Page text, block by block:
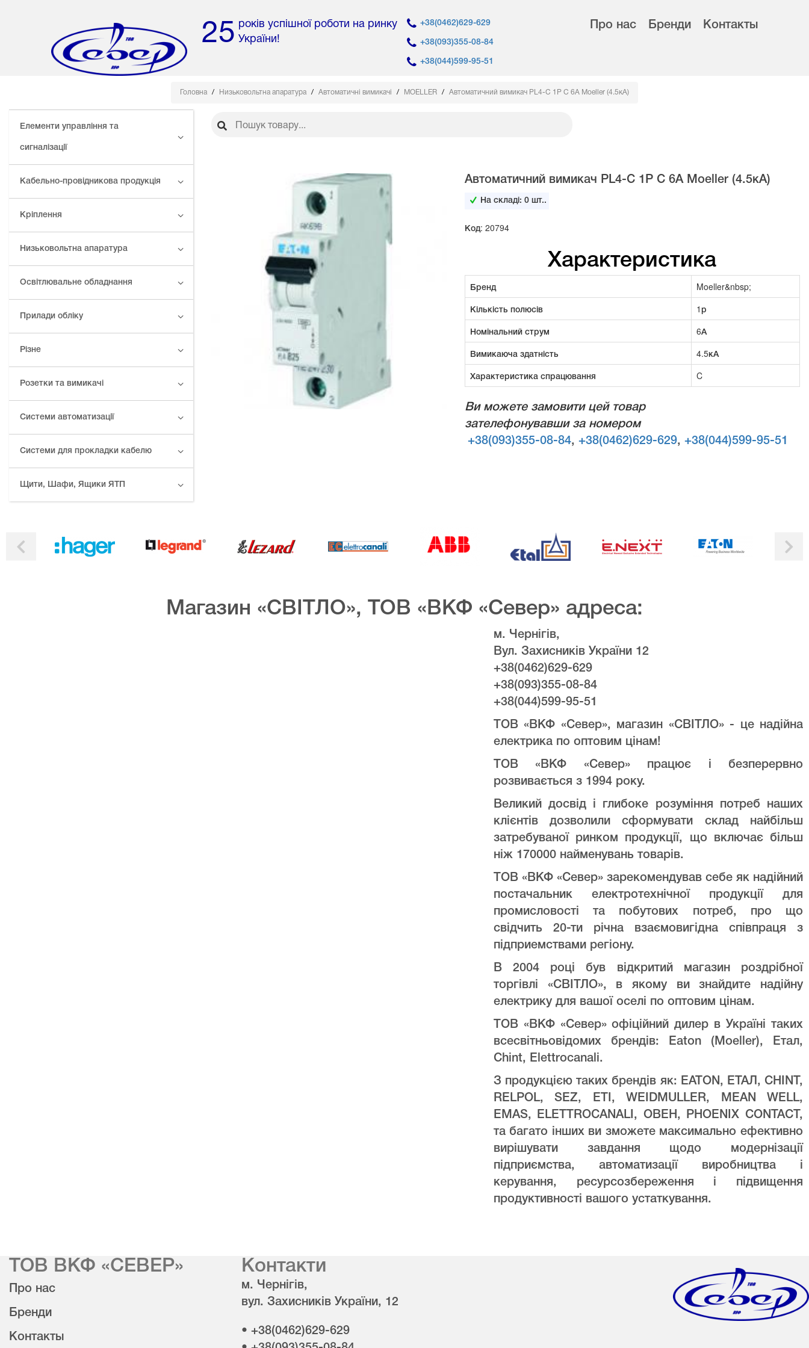
25 років успішної роботи на ринку
України!
+38(0462)629-629
+38(093)355-08-84
+38(044)599-95-51
Про нас Бренди Контакты
Елементи управління та
сигналізації
Кабельно-провідникова продукція
Кріплення
Низьковольтна апаратура
Освітлювальне обладнання
Прилади обліку
Різне
Розетки та вимикачі
Системи автоматизації
Системи для прокладки кабелю
Щити, Шафи, Ящики ЯТП
Головна Низьковольтна апаратура Автоматичні вимикачі MOELLER Автоматичний вимикач PL4-C 1Р C 6А Moeller (4.5кА)
Автоматичний вимикач PL4-C 1Р C 6А Moeller (4.5кА)
На складі: 0шт..
Код: 20794
Характеристика
Бренд
Moeller&nbsp;
Кількість полюсів
1р
Номінальний струм
6А
Вимикаюча здатність
4.5кА
Характеристика спрацювання
C
Ви можете замовити цей товар
зателефонувавши за номером
+38(093)355-08-84, +38(0462)629-629, +38(044)599-95-51
Магазин «СВІТЛО», ТОВ «ВКФ «Север» адреса:
м. Чернігів,
Вул. Захисників України 12
+38(0462)629-629
+38(093)355-08-84
+38(044)599-95-51
ТОВ «ВКФ «Север», магазин «СВІТЛО» - це надійна
електрика по оптовим цінам!
ТОВ «ВКФ «Север» працює і безперервно
розвивається з 1994 року.
Великий досвід і глибоке розуміння потреб наших
клієнтів дозволили сформувати склад найбільш
затребуваної ринком продукції, що включає більш
ніж 170000 найменувань товарів.
ТОВ «ВКФ «Север» зарекомендував себе як надійний
постачальник електротехнічної продукції для
промисловості та побутових потреб, про що
свідчить 20-ти річна взаємовигідна співпраця з
підприемствами регіону.
В 2004 році був відкритий магазин роздрібної
торгівлі «СВІТЛО», в якому ви знайдите надійну
електрику для вашої оселі по оптовим цінам.
ТОВ «ВКФ «Север» офіційний дилер в Україні таких
всесвітньовідомих брендів: Eaton (Moeller), Етал,
Chint, Elettrocanali.
З продукцією таких брендів як: EATON, ЕТАЛ, CHINT,
RELPOL, SEZ, ETI, WEIDMULLER, MEAN WELL,
EMAS, ELETTROCANALI, ОВЕН, PHOENIX CONTACT,
та багато інших ви зможете максимально ефективно
вирішувати завдання щодо модернізації
підприємства, автоматизації виробництва і
керування, ресурсозбереження і підвищення
продуктивності вашого устаткування.
ТОВ ВКФ «СЕВЕР»
Про нас
Бренди
Контакты
Контакти
м. Чернігів,
вул. Захисників України, 12
• +38(0462)629-629